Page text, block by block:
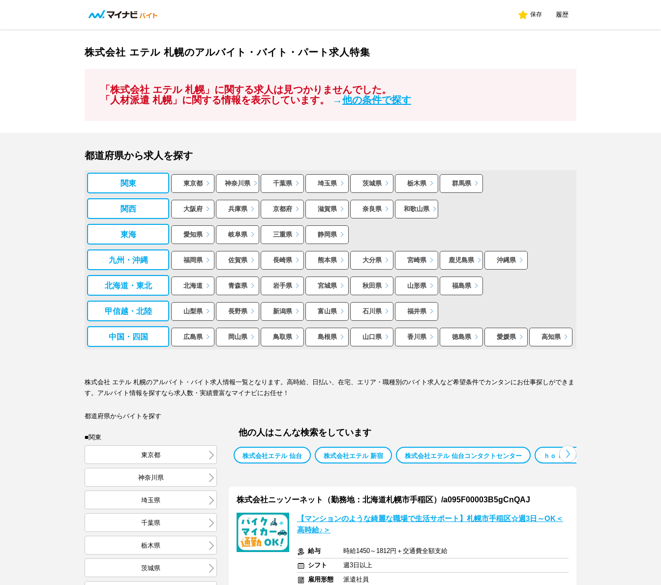
保存 履歴
株式会社 エテル 札幌のアルバイト・バイト・パート求人特集
「株式会社 エテル 札幌」に関する求人は見つかりませんでした。
「人材派遣 札幌」に関する情報を表示しています。
→他の条件で探す
都道府県から求人を探す
関東 東京都 神奈川県 千葉県 埼玉県 茨城県 栃木県 群馬県
関西 大阪府 兵庫県 京都府 滋賀県 奈良県 和歌山県
東海 愛知県 岐阜県 三重県 静岡県
九州・沖縄 福岡県 佐賀県 長崎県 熊本県 大分県 宮崎県 鹿児島県 沖縄県
北海道・東北 北海道 青森県 岩手県 宮城県 秋田県 山形県 福島県
甲信越・北陸 山梨県 長野県 新潟県 富山県 石川県 福井県
中国・四国 広島県 岡山県 鳥取県 島根県 山口県 香川県 徳島県 愛媛県 高知県
株式会社 エテル 札幌のアルバイト・バイト求人情報一覧となります。高時給、日払い、在宅、エリア・職種別のバイト求人など希望条件でカンタンにお仕事探しができま
す。アルバイト情報を探すなら求人数・実績豊富なマイナビにお任せ！
都道府県からバイトを探す
■関東
東京都
神奈川県
埼玉県
千葉県
栃木県
茨城県
他の人はこんな検索をしています
株式会社エテル 仙台 株式会社エテル 新宿 株式会社エテル 仙台コンタクトセンター ｈｏｉ株式会社 札幌
株式会社ニッソーネット（勤務地：北海道札幌市手稲区）/a095F00003B5gCnQAJ
【マンションのような綺麗な職場で生活サポート】札幌市手稲区☆週3日～OK＜
高時給♪＞
給与
時給1450～1812円＋交通費全額支給
シフト
週3日以上
雇用形態
派遣社員